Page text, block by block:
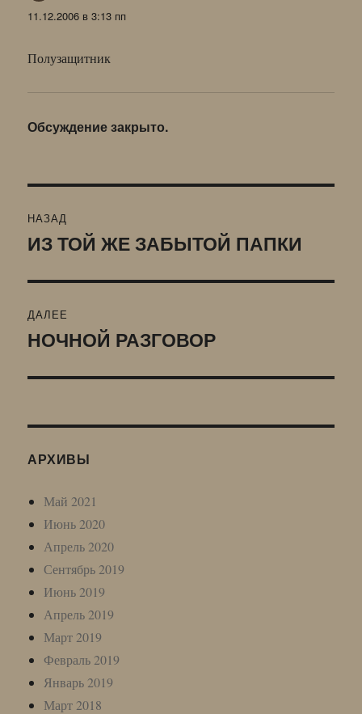
11.12.2006 в 3:13 пп
Полузащитник
Обсуждение закрыто.
по
НАЗАД
Предыдущая
ИЗ ТОЙ ЖЕ ЗАБЫТОЙ ПАПКИ
ДАЛЕЕ
Следующая
НОЧНОЙ РАЗГОВОР
АРХИВЫ
Май 2021
Июнь 2020
Апрель 2020
Сентябрь 2019
Июнь 2019
Апрель 2019
Март 2019
Февраль 2019
Январь 2019
Март 2018